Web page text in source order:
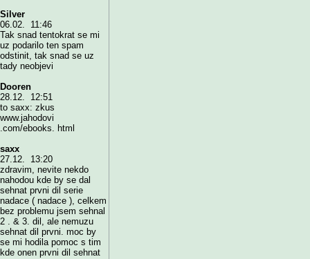
Silver
06.02. 11:46
Tak snad tentokrat se mi
uz podarilo ten spam
odstinit, tak snad se uz
tady neobjevi
Dooren
28.12. 12:51
to saxx: zkus
www.jahodovi
.com/ebooks. html
saxx
27.12. 13:20
zdravim, nevite nekdo
nahodou kde by se dal
sehnat prvni dil serie
nadace ( nadace ), celkem
bez problemu jsem sehnal
2 . & 3. dil, ale nemuzu
sehnat dil prvni. moc by
se mi hodila pomoc s tim
kde onen prvni dil sehnat